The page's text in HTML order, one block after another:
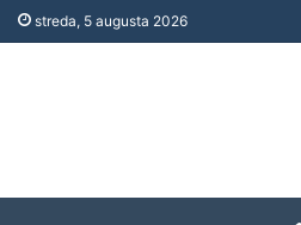
streda, 5 augusta 2026